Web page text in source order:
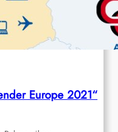
Europe 2021“